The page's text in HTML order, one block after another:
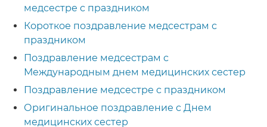
медсестре с праздником
Короткое поздравление медсестрам с
праздником
Поздравление медсестрам с
Международным днем медицинских сестер
Поздравление медсестре с праздником
Оригинальное поздравление с Днем
медицинских сестер